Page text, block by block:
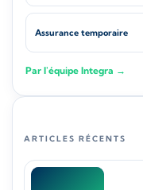
Assurance temporaire
Par l'équipe Integra →
ARTICLES RÉCENTS